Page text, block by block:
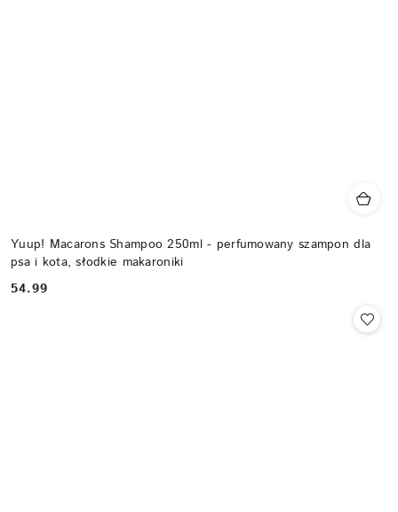
Yuup! Macarons Shampoo 250ml - perfumowany szampon dla
psa i kota, słodkie makaroniki
Cena:
54.99